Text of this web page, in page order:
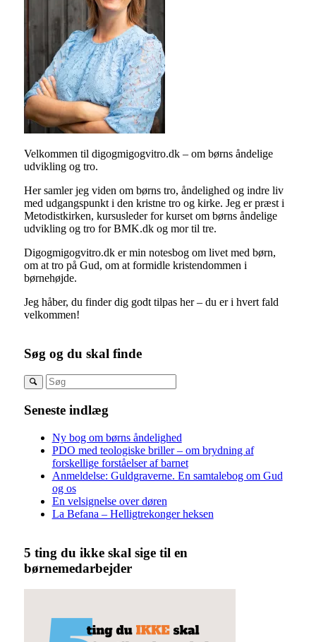
Velkommen til digogmigogvitro.dk – om børns åndelige
udvikling og tro.
Her samler jeg viden om børns tro, åndelighed og indre liv
med udgangspunkt i den kristne tro og kirke. Jeg er præst i
Metodistkirken, kursusleder for kurset om børns åndelige
udvikling og tro for BMK.dk og mor til tre.
Digogmigogvitro.dk er min notesbog om livet med børn,
om at tro på Gud, om at formidle kristendommen i
børnehøjde.
Jeg håber, du finder dig godt tilpas her – du er i hvert fald
velkommen!
Søg og du skal finde
Seneste indlæg
Ny bog om børns åndelighed
PDO med teologiske briller – om brydning af
forskellige forståelser af barnet
Anmeldelse: Guldgraverne. En samtalebog om Gud
og os
En velsignelse over døren
La Befana – Helligtrekonger heksen
5 ting du ikke skal sige til en
børnemedarbejder